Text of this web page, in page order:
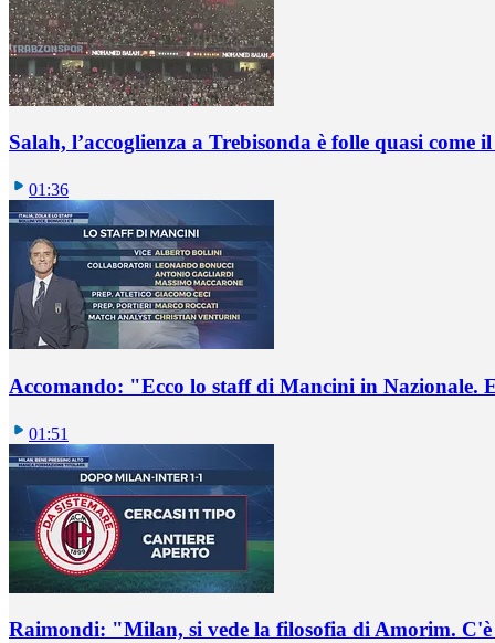
Salah, l’accoglienza a Trebisonda è folle quasi come
01:36
Accomando: "Ecco lo staff di Mancini in
01:51
Raimondi: "Milan, si vede la filosofia di Amorim.